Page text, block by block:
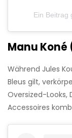
Ein Beitrag
Manu
Während Jules
Bleus gilt,
Oversized-Looks,
Accessoires